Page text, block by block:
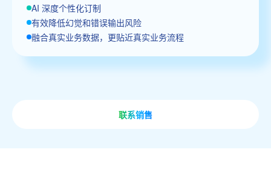
AI 深度个性化订制
有效降低幻觉和错误输出风险
融合真实业务数据，更贴近真实业务流程
联系销售